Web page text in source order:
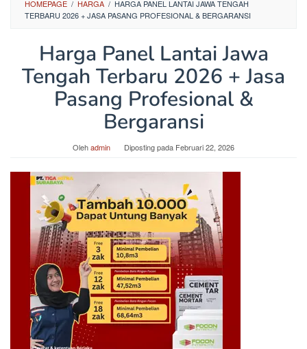
HOMEPAGE / HARGA / HARGA PANEL LANTAI JAWA TENGAH
TERBARU 2026 + JASA PASANG PROFESIONAL & BERGARANSI
Harga Panel Lantai Jawa
Tengah Terbaru 2026 + Jasa
Pasang Profesional &
Bergaransi
Olehadmin Diposting pada Februari 22, 2026